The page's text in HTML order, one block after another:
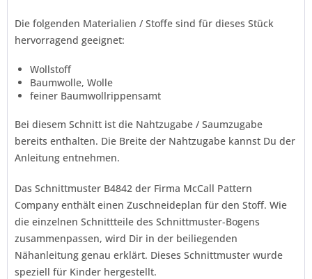
Die folgenden Materialien / Stoffe sind für dieses Stück
hervorragend geeignet:
Wollstoff
Baumwolle, Wolle
feiner Baumwollrippensamt
Bei diesem Schnitt ist die Nahtzugabe / Saumzugabe
bereits enthalten. Die Breite der Nahtzugabe kannst Du der
Anleitung entnehmen.
Das Schnittmuster B4842 der Firma McCall Pattern
Company enthält einen Zuschneideplan für den Stoff. Wie
die einzelnen Schnittteile des Schnittmuster-Bogens
zusammenpassen, wird Dir in der beiliegenden
Nähanleitung genau erklärt. Dieses Schnittmuster wurde
speziell für Kinder hergestellt.